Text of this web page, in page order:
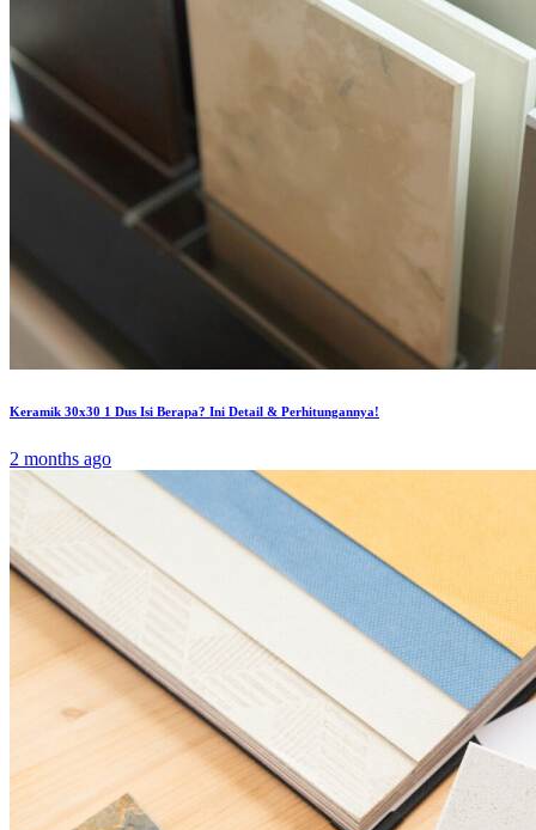
Keramik 30x30 1 Dus Isi Berapa? Ini Detail & Perhitungannya!
2 months ago